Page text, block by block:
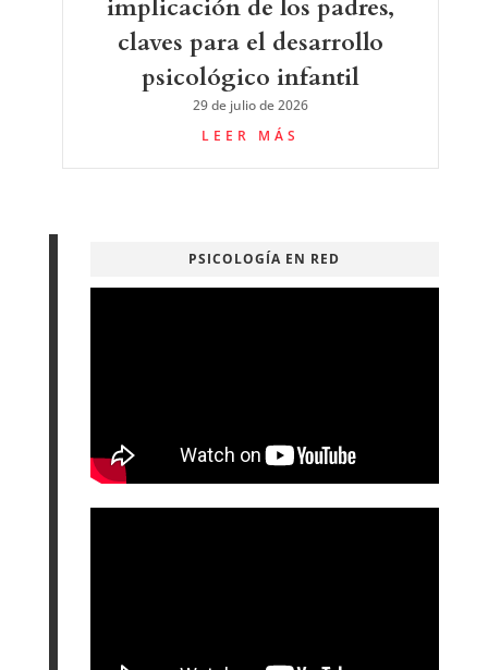
implicación de los padres,
claves para el desarrollo
psicológico infantil
29 de julio de 2026
LEER MÁS
PSICOLOGÍA EN RED